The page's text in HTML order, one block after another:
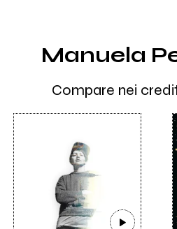
RADIO
Manuela
Compare nei